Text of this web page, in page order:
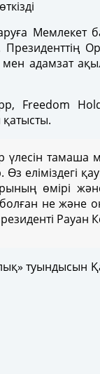
адамзат
еліміздегі
өмірі
не және
Рауан
туындысын